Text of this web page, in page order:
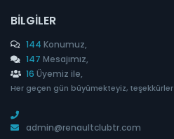
BILGILER
144 Konumuz,
147 Mesajımız,
16 Üyemiz ile,
Her geçen gün büyümekteyiz, teşekkürler
admin@renaultclubtr.com